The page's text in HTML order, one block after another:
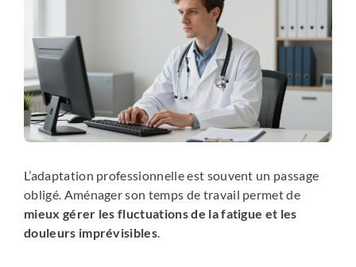
L’adaptation professionnelle est souvent un passage
obligé. Aménager son temps de travail permet de
mieux gérer les fluctuations de la fatigue et les
douleurs imprévisibles.